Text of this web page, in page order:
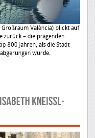
València) blickt auf
zurück – die prägenden
800 Jahren, als die Stadt
wurde.
Kneissl-